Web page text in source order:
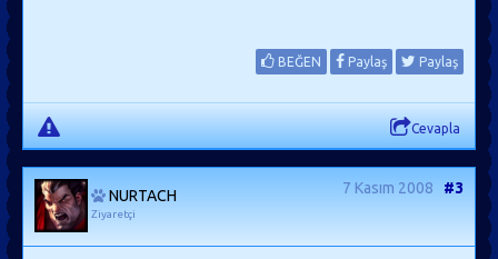
BEĞEN Paylaş Paylaş
Cevapla
NURTACH
Ziyaretçi
7 Kasım 2008 #3